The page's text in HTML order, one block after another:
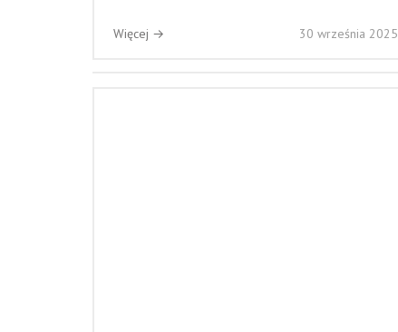
Więcej → 30 września 2025